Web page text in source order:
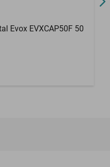
Evox EVXCAP50F 50